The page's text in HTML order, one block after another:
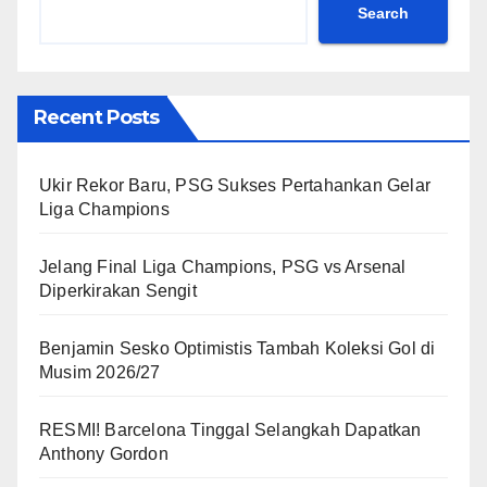
Search
Recent Posts
Ukir Rekor Baru, PSG Sukses Pertahankan Gelar
Liga Champions
Jelang Final Liga Champions, PSG vs Arsenal
Diperkirakan Sengit
Benjamin Sesko Optimistis Tambah Koleksi Gol di
Musim 2026/27
RESMI! Barcelona Tinggal Selangkah Dapatkan
Anthony Gordon